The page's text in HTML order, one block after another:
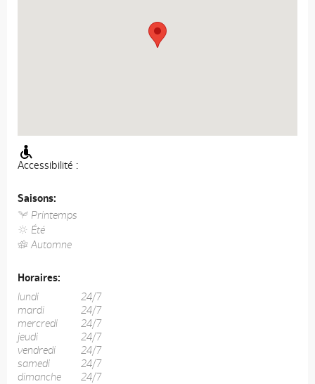
Accessibilité :
Saisons:
Printemps
Été
Automne
Horaires:
lundi
24/7
mardi
24/7
mercredi
24/7
jeudi
24/7
vendredi
24/7
samedi
24/7
dimanche
24/7